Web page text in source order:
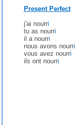
Present Perfect
j'ai nourri
tu as nourri
il a nourri
nous avons nourri
vous avez nourri
ils ont nourri